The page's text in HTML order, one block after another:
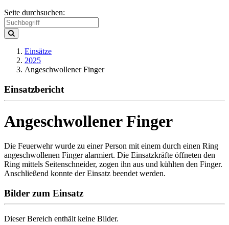
Seite durchsuchen:
Einsätze
2025
Angeschwollener Finger
Einsatzbericht
Angeschwollener Finger
Die Feuerwehr wurde zu einer Person mit einem durch einen Ring
angeschwollenen Finger alarmiert. Die Einsatzkräfte öffneten den
Ring mittels Seitenschneider, zogen ihn aus und kühlten den Finger.
Anschließend konnte der Einsatz beendet werden.
Bilder zum Einsatz
Dieser Bereich enthält keine Bilder.